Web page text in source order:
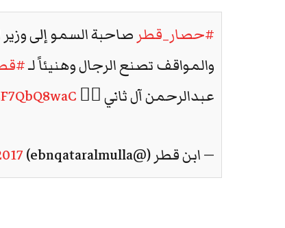
#حصار_قطر صاحبة السمو إلى
والمواقف تصنع الرجال وهنيئاً لـ
عبدالرحمن آل ثاني 👇🏽
— ابن قطر (@ebnqataralmulla)